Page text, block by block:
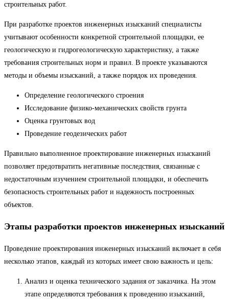
строительных работ.
При разработке проектов инженерных изысканий специалисты
учитывают особенности конкретной строительной площадки, ее
геологическую и гидрогеологическую характеристику, а также
требования строительных норм и правил. В проекте указываются
методы и объемы изысканий, а также порядок их проведения.
Определение геологического строения
Исследование физико-механических свойств грунта
Оценка грунтовых вод
Проведение геодезических работ
Правильно выполненное проектирование инженерных изысканий
позволяет предотвратить негативные последствия, связанные с
недостаточным изучением строительной площадки, и обеспечить
безопасность строительных работ и надежность построенных
объектов.
Этапы разработки проектов инженерных изысканий
Проведение проектирования инженерных изысканий включает в себя
несколько этапов, каждый из которых имеет свою важность и цель:
Анализ и оценка технического задания от заказчика. На этом
этапе определяются требования к проведению изысканий,